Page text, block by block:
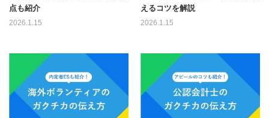
点も紹介
2026.1.15
えるコツを解説
2026.1.15